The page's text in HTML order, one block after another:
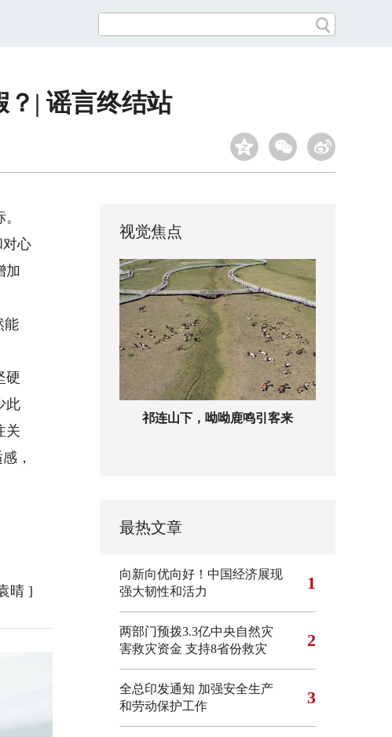
| 谣言终结站
对心
加
能
硬
此
关
，
晴 ]
视觉焦点
祁连山下，呦呦鹿鸣引客来
最热文章
向新向优向好！中国经济展现
强大韧性和活力
1
两部门预拨3.3亿中央自然灾
害救灾资金 支持8省份救灾
2
全总印发通知 加强安全生产
和劳动保护工作
3